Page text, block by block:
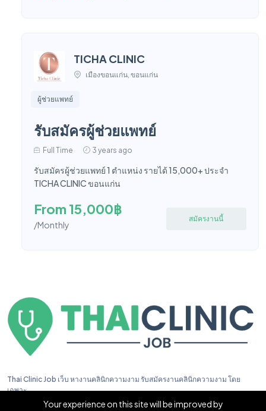
TICHA CLINIC
เมืองขอนแก่น, ขอนแก่น
ผู้ช่วยแพทย์
รับสมัครผู้ช่วยแพทย์
Full Time 3 years ago
รับสมัครผู้ช่วยแพทย์ 1 ตำแหน่ง รายได้ 15,000+ ประจำ
TICHA CLINIC ขอนแก่น
From 15,000฿
/Monthly
สมัครงานนี้
Thai Clinic Job เว็บ หางานคลินิกความงาม รับสมัครงานคลินิกความงาม โดย
เฉพาะ
Your experience on this site will be improved by